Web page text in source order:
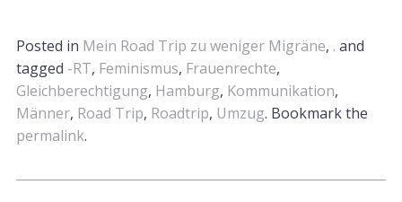
Posted in Mein Road Trip zu weniger Migräne, . and
tagged -RT, Feminismus, Frauenrechte,
Gleichberechtigung, Hamburg, Kommunikation,
Männer, Road Trip, Roadtrip, Umzug. Bookmark the
permalink.